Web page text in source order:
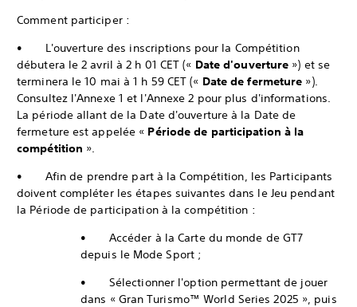
Comment participer :
• L'ouverture des inscriptions pour la Compétition
débutera le 2 avril à 2 h 01 CET (« Date d'ouverture ») et se
terminera le 10 mai à 1 h 59 CET (« Date de fermeture »).
Consultez l'Annexe 1 et l'Annexe 2 pour plus d'informations.
La période allant de la Date d'ouverture à la Date de
fermeture est appelée « Période de participation à la
compétition ».
• Afin de prendre part à la Compétition, les Participants
doivent compléter les étapes suivantes dans le Jeu pendant
la Période de participation à la compétition :
• Accéder à la Carte du monde de GT7
depuis le Mode Sport ;
• Sélectionner l'option permettant de jouer
dans « Gran Turismo™ World Series 2025 », puis